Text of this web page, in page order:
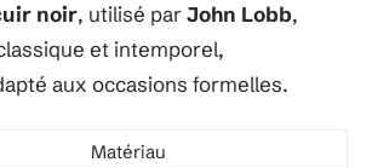
noir, utilisé parJohn Lobb,
et intemporel,
aux occasions formelles.
Matériau